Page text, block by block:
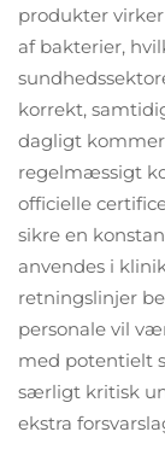
produkter
af bakterier,
korrekt,
dagligt
regelmæssigt
officielle
sikre en
anvendes i
retningslinjer
personale vil
med potentielt
særligt kritisk
ekstra